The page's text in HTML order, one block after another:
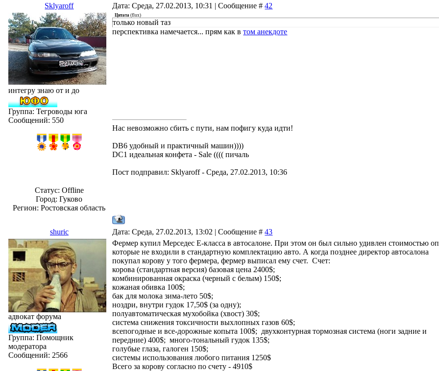
Sklyaroff Дата: Среда, 27.02.2013, 10:31 | Сообщение #42
интегру знаю от и до
Группа: Тегроводы юга
Сообщений: 550
Статус: Offline
Город: Гуково
Регион: Ростовская область
Цитата (flux)
только новый таз
перспективка намечается... прям как втом анекдоте
Нас невозможно сбить с пути, нам пофигу куда идти!
DB6 удобный и практичный машин))))
DC1 идеальная конфета - Sale (((( пичаль
Пост подправил: Sklyaroff-Среда, 27.02.2013, 10:36
shuric Дата: Среда, 27.02.2013, 13:02 | Сообщение #43
адвокат форума
Группа: Помощник
модератора
Сообщений: 2566
Фермер купил Мерседес Е-класса в автосалоне. При этом он был сильно удивлен стоимостью
которые не входили в стандартную комплектацию авто. А когда позднее директор автосалона
покупал корову у того фермера, фермер выписал ему счет. Счет:
корова (стандартная версия) базовая цена 2400$;
комбинированная окраска (черный с белым) 150$;
кожаная обивка 100$;
бак для молока зима-лето 50$;
ноздри, внутри гудок 17,50$ (за одну);
полуавтоматическая мухобойка (хвост) 30$;
система снижения токсичности выхлопных газов 60$;
всепогодные и все-дорожные копыта 100$; двухконтурная тормозная система (ноги задние и
передние) 400$; много-тональный гудок 135$;
голубые глаза, галоген 150$;
системы использования любого питания 1250$
Всего за корову согласно по счету - 4910$